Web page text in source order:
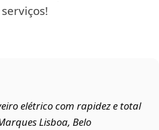
serviços!
elétrico com rapidez e total
Lisboa, Belo